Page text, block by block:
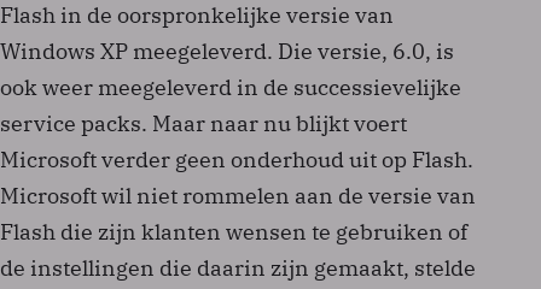
Flash in de oorspronkelijke versie van
Windows XP meegeleverd. Die versie, 6.0, is
ook weer meegeleverd in de successievelijke
service packs. Maar naar nu blijkt voert
Microsoft verder geen onderhoud uit op Flash.
Microsoft wil niet rommelen aan de versie van
Flash die zijn klanten wensen te gebruiken of
de instellingen die daarin zijn gemaakt, stelde